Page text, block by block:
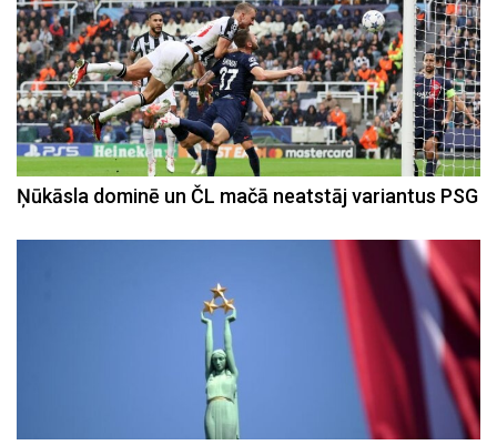
Ņūkāsla dominē un ČL mačā neatstāj variantus PSG